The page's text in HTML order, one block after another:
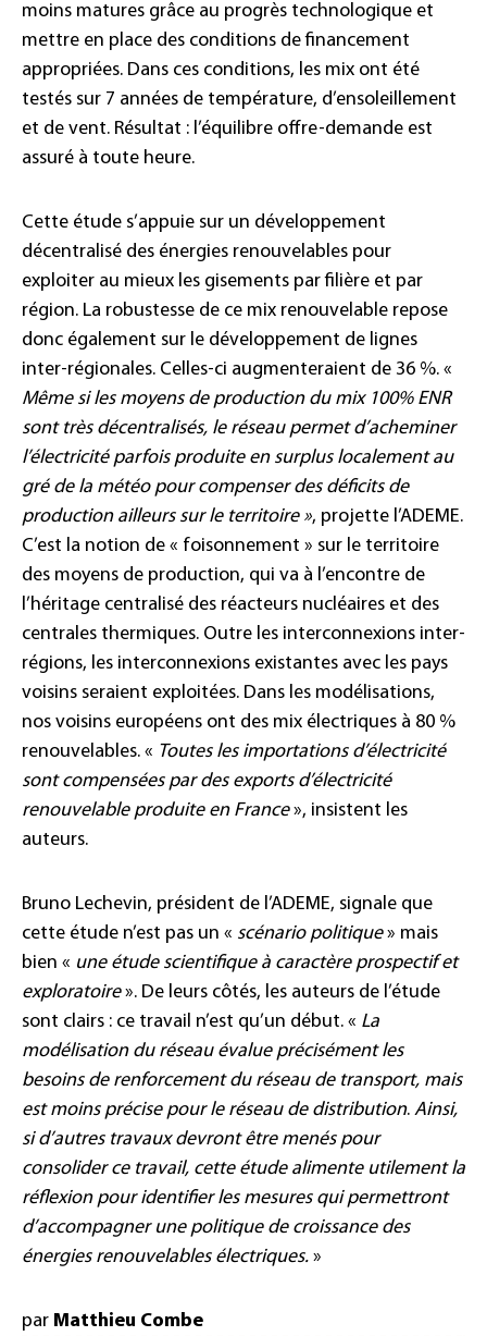
moins matures grâce au progrès technologique et
mettre en place des conditions de financement
appropriées. Dans ces conditions, les mix ont été
testés sur 7 années de température, d’ensoleillement
et de vent. Résultat : l’équilibre offre-demande est
assuré à toute heure.
Cette étude s’appuie sur un développement
décentralisé des énergies renouvelables pour
exploiter au mieux les gisements par filière et par
région. La robustesse de ce mix renouvelable repose
donc également sur le développement de lignes
inter-régionales. Celles-ci augmenteraient de 36 %. «
Même si les moyens de production du mix 100% ENR
sont très décentralisés, le réseau permet d’acheminer
l’électricité parfois produite en surplus localement au
gré de la météo pour compenser des déficits de
production ailleurs sur le territoire », projette l’ADEME.
C’est la notion de « foisonnement » sur le territoire
des moyens de production, qui va à l’encontre de
l’héritage centralisé des réacteurs nucléaires et des
centrales thermiques. Outre les interconnexions inter-
régions, les interconnexions existantes avec les pays
voisins seraient exploitées. Dans les modélisations,
nos voisins européens ont des mix électriques à 80 %
renouvelables. « Toutes les importations d’électricité
sont compensées par des exports d’électricité
renouvelable produite en France», insistent les
auteurs.
Bruno Lechevin, président de l’ADEME, signale que
cette étude n’est pas un « scénario politique» mais
bien « une étude scientifique à caractère prospectif et
exploratoire». De leurs côtés, les auteurs de l’étude
sont clairs : ce travail n’est qu’un début. « La
modélisation du réseau évalue précisément les
besoins de renforcement du réseau de transport, mais
est moins précise pour le réseau de distribution. Ainsi,
si d’autres travaux devront être menés pour
consolider ce travail, cette étude alimente utilement la
réflexion pour identifier les mesures qui permettront
d’accompagner une politique de croissance des
énergies renouvelables électriques. »
par Matthieu Combe